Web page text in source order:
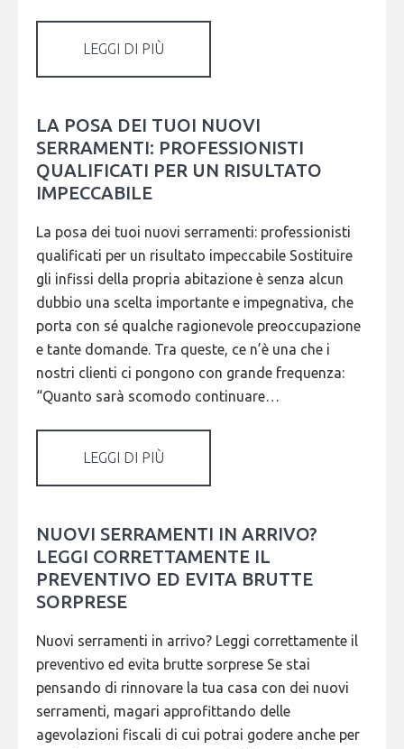
LEGGI DI PIÙ
LA POSA DEI TUOI NUOVI
SERRAMENTI: PROFESSIONISTI
QUALIFICATI PER UN RISULTATO
IMPECCABILE
La posa dei tuoi nuovi serramenti: professionisti
qualificati per un risultato impeccabile Sostituire
gli infissi della propria abitazione è senza alcun
dubbio una scelta importante e impegnativa, che
porta con sé qualche ragionevole preoccupazione
e tante domande. Tra queste, ce n’è una che i
nostri clienti ci pongono con grande frequenza:
“Quanto sarà scomodo continuare…
LEGGI DI PIÙ
NUOVI SERRAMENTI IN ARRIVO?
LEGGI CORRETTAMENTE IL
PREVENTIVO ED EVITA BRUTTE
SORPRESE
Nuovi serramenti in arrivo? Leggi correttamente il
preventivo ed evita brutte sorprese Se stai
pensando di rinnovare la tua casa con dei nuovi
serramenti, magari approfittando delle
agevolazioni fiscali di cui potrai godere anche per